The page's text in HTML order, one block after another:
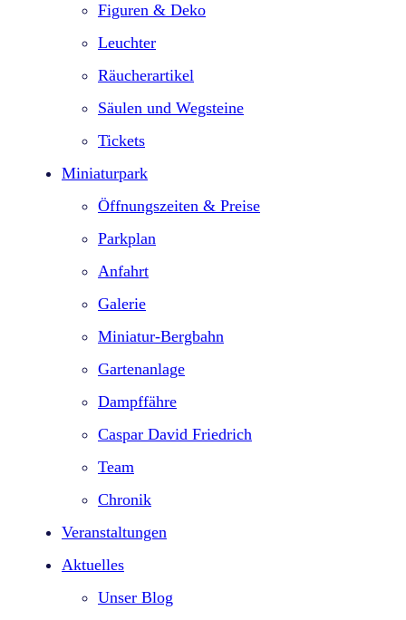
Figuren & Deko
Leuchter
Räucherartikel
Säulen und Wegsteine
Tickets
Miniaturpark
Öffnungszeiten & Preise
Parkplan
Anfahrt
Galerie
Miniatur-Bergbahn
Gartenanlage
Dampffähre
Caspar David Friedrich
Team
Chronik
Veranstaltungen
Aktuelles
Unser Blog